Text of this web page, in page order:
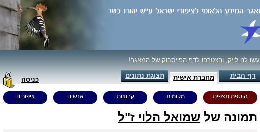
עשו לנו לייק, והצטרפו לדף הפייסבוק של המאגר!
דף הבית מחברת אישית תצוגת נתונים
כניסה
הוספת תצפית מקומות קבוצות אנשים ציפורים
תמונה של שמואל הלוי ז"ל